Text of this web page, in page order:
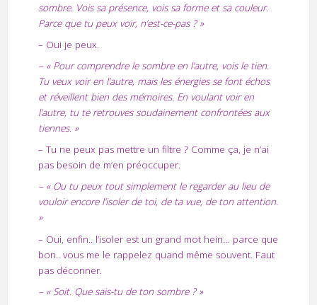
sombre. Vois sa présence, vois sa forme et sa couleur.
Parce que tu peux voir, n’est-ce-pas ? »
– Oui je peux.
– « Pour comprendre le sombre en l’autre, vois le tien.
Tu veux voir en l’autre, mais les énergies se font échos
et réveillent bien des mémoires. En voulant voir en
l’autre, tu te retrouves soudainement confrontées aux
tiennes. »
– Tu ne peux pas mettre un filtre ? Comme ça, je n’ai
pas besoin de m’en préoccuper.
– « Ou tu peux tout simplement le regarder au lieu de
vouloir encore l’isoler de toi, de ta vue, de ton attention.
»
– Oui, enfin.. l’isoler est un grand mot hein… parce que
bon.. vous me le rappelez quand même souvent. Faut
pas déconner.
– « Soit. Que sais-tu de ton sombre ? »